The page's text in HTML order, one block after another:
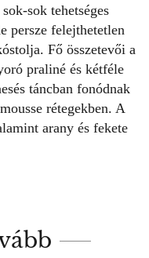
sok tehetséges
persze felejthetetlen
Fő összetevői a
praliné és kétféle
táncban fonódnak
rétegekben. A
arany és fekete